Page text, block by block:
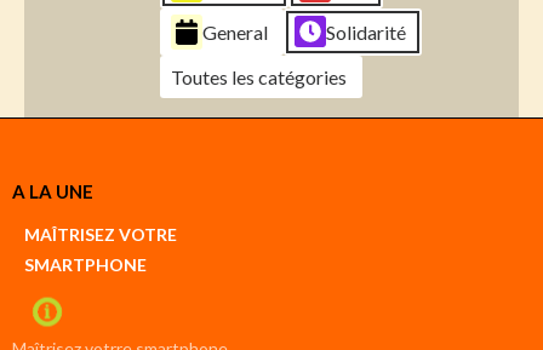
General
Solidarité
Toutes les catégories
Créer
compte
A LA UNE
MAÎTRISEZ VOTRE
SMARTPHONE